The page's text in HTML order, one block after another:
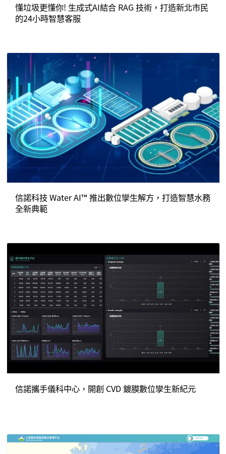
懂垃圾更懂你! 生成式AI結合 RAG 技術，打造新北市民
的24小時智慧客服
信諾科技 Water AI™ 推出數位孿生解方，打造智慧水務
全新典範
信諾攜手儀科中心，開創 CVD 鍍膜數位孿生新紀元